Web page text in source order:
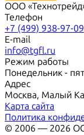
ООО
Телефон
+7 (499) 938-97-09
E-mail
info@tgfl.ru
Режим работы
Понедельник -
Адрес
Москва, Малый
Карта сайта
Политика
© 2006 — 2026